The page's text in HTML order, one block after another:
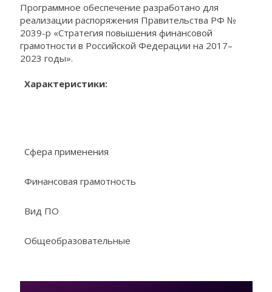
Программное обеспечение разработано для
реализации распоряжения Правительства РФ №
2039-р «Стратегия повышения финансовой
грамотности в Российской Федерации на 2017–
2023 годы».
Характеристики:
Сфера применения
Финансовая грамотность
Вид ПО
Общеобразовательные